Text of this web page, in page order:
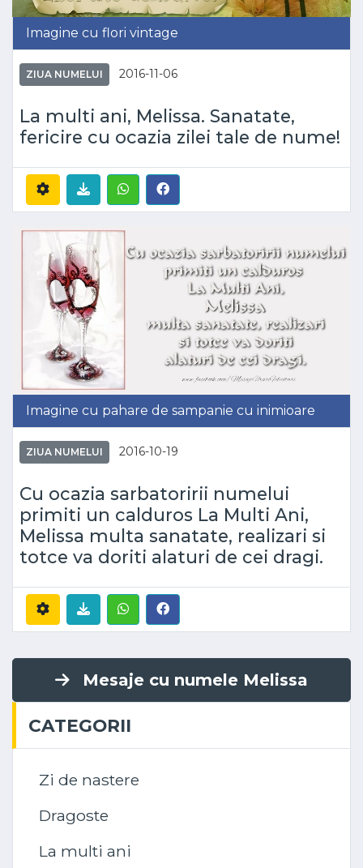
Imagine cu flori vintage
ZIUA NUMELUI 2016-11-06
La multi ani, Melissa. Sanatate,
fericire cu ocazia zilei tale de nume!
Imagine cu pahare de sampanie cu inimioare
ZIUA NUMELUI 2016-10-19
Cu ocazia sarbatoririi numelui
primiti un calduros La Multi Ani,
Melissa multa sanatate, realizari si
totce va doriti alaturi de cei dragi.
Mesaje cu numele Melissa
CATEGORII
Zi de nastere
Dragoste
La multi ani